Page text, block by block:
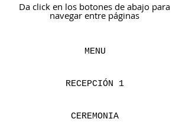
Da click en los botones de abajo para
navegar entre páginas
MENU
RECEPCIÓN 1
CEREMONIA